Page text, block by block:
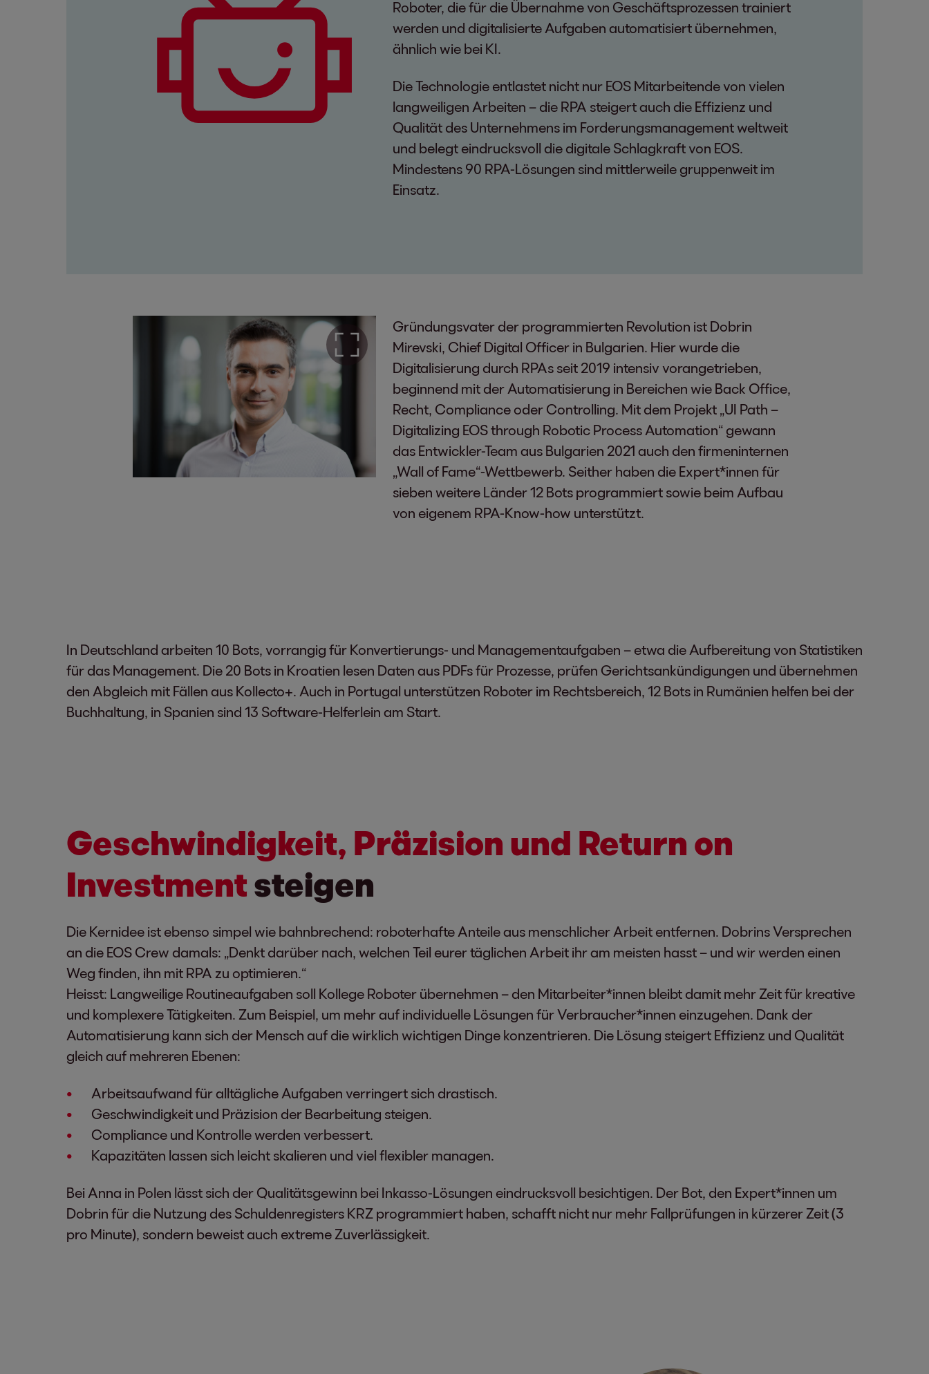
Roboter, die für die Übernahme von Geschäftsprozessen trainiert
werden und digitalisierte Aufgaben automatisiert übernehmen,
ähnlich wie bei KI.
Die Technologie entlastet nicht nur EOS Mitarbeitende von vielen
langweiligen Arbeiten – die RPA steigert auch die Effizienz und
Qualität des Unternehmens im Forderungsmanagement weltweit
und belegt eindrucksvoll die digitale Schlagkraft von EOS.
Mindestens 90 RPA-Lösungen sind mittlerweile gruppenweit im
Einsatz.
Gründungsvater der programmierten Revolution ist Dobrin
Mirevski, Chief Digital Officer in Bulgarien. Hier wurde die
Digitalisierung durch RPAs seit 2019 intensiv vorangetrieben,
beginnend mit der Automatisierung in Bereichen wie Back Office,
Recht, Compliance oder Controlling. Mit dem Projekt „UI Path –
Digitalizing EOS through Robotic Process Automation“ gewann
das Entwickler-Team aus Bulgarien 2021 auch den firmeninternen
„Wall of Fame“-Wettbewerb. Seither haben die Expert*innen für
sieben weitere Länder 12 Bots programmiert sowie beim Aufbau
von eigenem RPA-Know-how unterstützt.
In Deutschland arbeiten 10 Bots, vorrangig für Konvertierungs- und Managementaufgaben – etwa die Aufbereitung von Statistiken
für das Management. Die 20 Bots in Kroatien lesen Daten aus PDFs für Prozesse, prüfen Gerichtsankündigungen und übernehmen
den Abgleich mit Fällen aus Kollecto+. Auch in Portugal unterstützen Roboter im Rechtsbereich, 12 Bots in Rumänien helfen bei der
Buchhaltung, in Spanien sind 13 Software-Helferlein am Start.
Geschwindigkeit, Präzision und Return on
Investmentsteigen
Die Kernidee ist ebenso simpel wie bahnbrechend: roboterhafte Anteile aus menschlicher Arbeit entfernen. Dobrins Versprechen
an die EOS Crew damals: „Denkt darüber nach, welchen Teil eurer täglichen Arbeit ihr am meisten hasst – und wir werden einen
Weg finden, ihn mit RPA zu optimieren.“
Heisst: Langweilige Routineaufgaben soll Kollege Roboter übernehmen – den Mitarbeiter*innen bleibt damit mehr Zeit für kreative
und komplexere Tätigkeiten. Zum Beispiel, um mehr auf individuelle Lösungen für Verbraucher*innen einzugehen. Dank der
Automatisierung kann sich der Mensch auf die wirklich wichtigen Dinge konzentrieren. Die Lösung steigert Effizienz und Qualität
gleich auf mehreren Ebenen:
Arbeitsaufwand für alltägliche Aufgaben verringert sich drastisch.
Geschwindigkeit und Präzision der Bearbeitung steigen.
Compliance und Kontrolle werden verbessert.
Kapazitäten lassen sich leicht skalieren und viel flexibler managen.
Bei Anna in Polen lässt sich der Qualitätsgewinn bei Inkasso-Lösungen eindrucksvoll besichtigen. Der Bot, den Expert*innen um
Dobrin für die Nutzung des Schuldenregisters KRZ programmiert haben, schafft nicht nur mehr Fallprüfungen in kürzerer Zeit (3
pro Minute), sondern beweist auch extreme Zuverlässigkeit.